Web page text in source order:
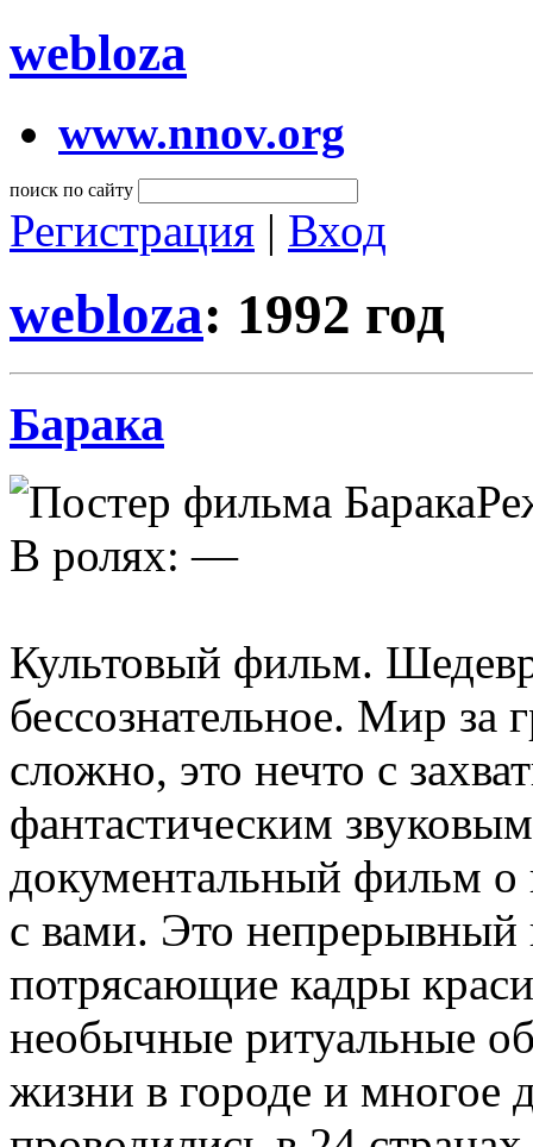
webloza
www.nnov.org
поиск по сайту
Регистрация | Вход
webloza: 1992 год
Барака
В ролях: —
Культовый фильм. Шедевр
бессознательное. Мир за
сложно, это нечто с
фантастическим
документальный фильм о
с вами. Это
потрясающие кадры
необычные ритуальные
жизни в городе и многое